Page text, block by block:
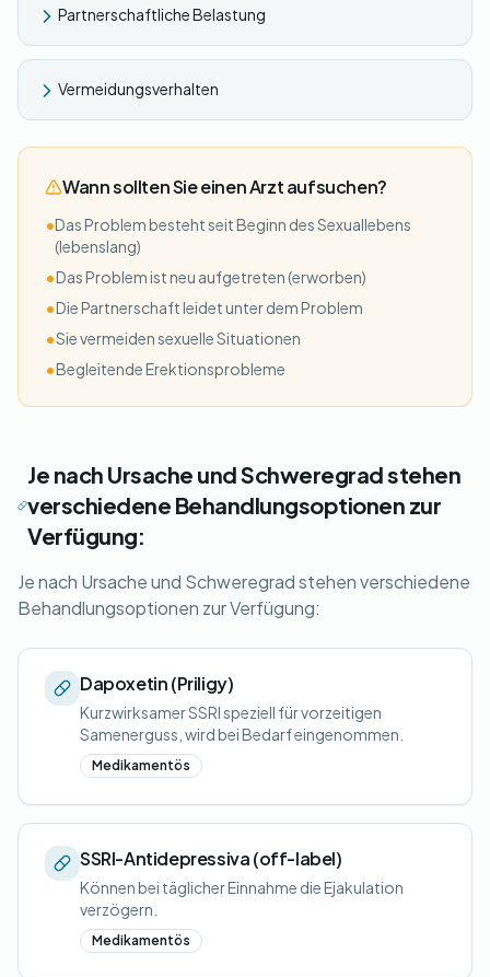
Partnerschaftliche Belastung
Vermeidungsverhalten
Wann sollten Sie einen Arzt aufsuchen?
•Das Problem besteht seit Beginn des Sexuallebens
(lebenslang)
•Das Problem ist neu aufgetreten (erworben)
•Die Partnerschaft leidet unter dem Problem
•Sie vermeiden sexuelle Situationen
•Begleitende Erektionsprobleme
Je nach Ursache und Schweregrad stehen
verschiedene Behandlungsoptionen zur
Verfügung:
Je nach Ursache und Schweregrad stehen verschiedene
Behandlungsoptionen zur Verfügung:
Dapoxetin (Priligy)
Kurzwirksamer SSRI speziell für vorzeitigen
Samenerguss, wird bei Bedarf eingenommen.
Medikamentös
SSRI-Antidepressiva (off-label)
Können bei täglicher Einnahme die Ejakulation
verzögern.
Medikamentös